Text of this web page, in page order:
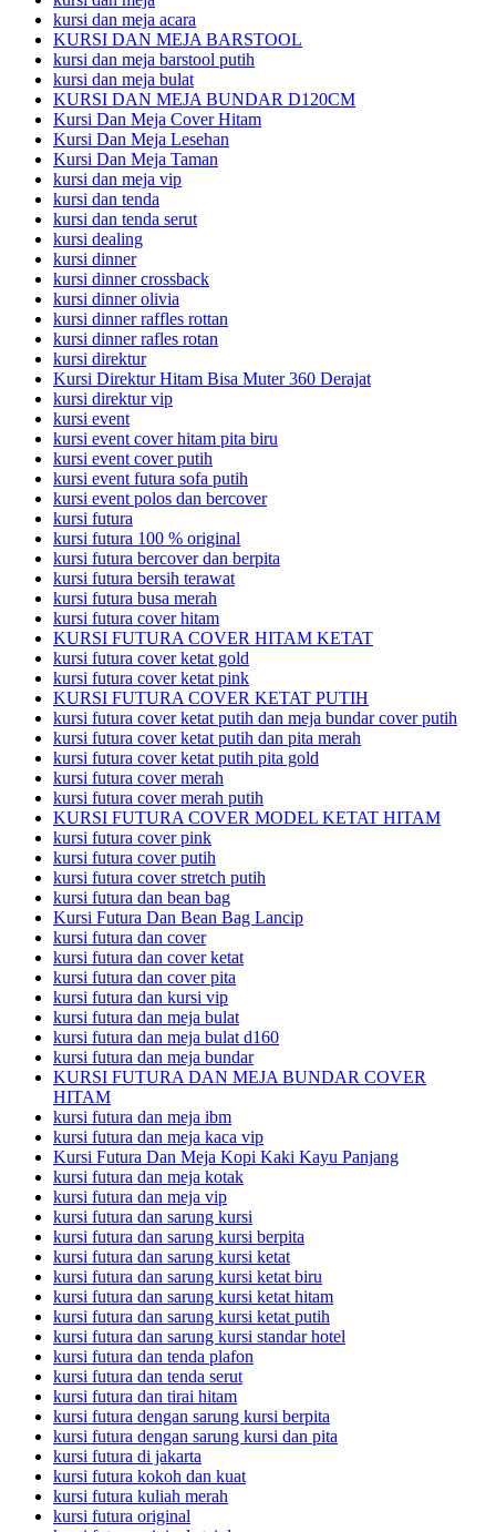
kursi dan meja acara
KURSI DAN MEJA BARSTOOL
kursi dan meja barstool putih
kursi dan meja bulat
KURSI DAN MEJA BUNDAR D120CM
Kursi Dan Meja Cover Hitam
Kursi Dan Meja Lesehan
Kursi Dan Meja Taman
kursi dan meja vip
kursi dan tenda
kursi dan tenda serut
kursi dealing
kursi dinner
kursi dinner crossback
kursi dinner olivia
kursi dinner raffles rottan
kursi dinner rafles rotan
kursi direktur
Kursi Direktur Hitam Bisa Muter 360 Derajat
kursi direktur vip
kursi event
kursi event cover hitam pita biru
kursi event cover putih
kursi event futura sofa putih
kursi event polos dan bercover
kursi futura
kursi futura 100 % original
kursi futura bercover dan berpita
kursi futura bersih terawat
kursi futura busa merah
kursi futura cover hitam
KURSI FUTURA COVER HITAM KETAT
kursi futura cover ketat gold
kursi futura cover ketat pink
KURSI FUTURA COVER KETAT PUTIH
kursi futura cover ketat putih dan meja bundar cover putih
kursi futura cover ketat putih dan pita merah
kursi futura cover ketat putih pita gold
kursi futura cover merah
kursi futura cover merah putih
KURSI FUTURA COVER MODEL KETAT HITAM
kursi futura cover pink
kursi futura cover putih
kursi futura cover stretch putih
kursi futura dan bean bag
Kursi Futura Dan Bean Bag Lancip
kursi futura dan cover
kursi futura dan cover ketat
kursi futura dan cover pita
kursi futura dan kursi vip
kursi futura dan meja bulat
kursi futura dan meja bulat d160
kursi futura dan meja bundar
KURSI FUTURA DAN MEJA BUNDAR COVER
HITAM
kursi futura dan meja ibm
kursi futura dan meja kaca vip
Kursi Futura Dan Meja Kopi Kaki Kayu Panjang
kursi futura dan meja kotak
kursi futura dan meja vip
kursi futura dan sarung kursi
kursi futura dan sarung kursi berpita
kursi futura dan sarung kursi ketat
kursi futura dan sarung kursi ketat biru
kursi futura dan sarung kursi ketat hitam
kursi futura dan sarung kursi ketat putih
kursi futura dan sarung kursi standar hotel
kursi futura dan tenda plafon
kursi futura dan tenda serut
kursi futura dan tirai hitam
kursi futura dengan sarung kursi berpita
kursi futura dengan sarung kursi dan pita
kursi futura di jakarta
kursi futura kokoh dan kuat
kursi futura kuliah merah
kursi futura original